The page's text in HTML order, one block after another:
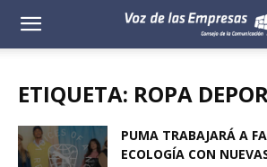
Voz
Empresas
ETIQUETA: ROPA
PUMA TRABAJARÁ A
ECOLOGÍA CON